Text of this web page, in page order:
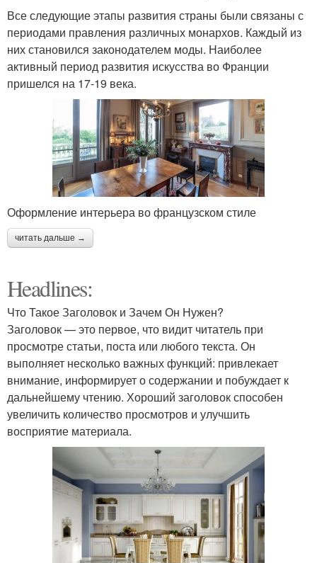
Все следующие этапы развития страны были связаны с
периодами правления различных монархов. Каждый из
них становился законодателем моды. Наиболее
активный период развития искусства во Франции
пришелся на 17-19 века.
Оформление интерьера во французском стиле
читать дальше →
Headlines:
Что Такое Заголовок и Зачем Он Нужен?
Заголовок — это первое, что видит читатель при
просмотре статьи, поста или любого текста. Он
выполняет несколько важных функций: привлекает
внимание, информирует о содержании и побуждает к
дальнейшему чтению. Хороший заголовок способен
увеличить количество просмотров и улучшить
восприятие материала.